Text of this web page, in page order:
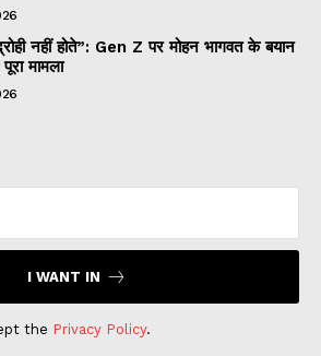
नहीं होते”: Gen Z पर मोहन भागवत के बयान
मामला
I WANT IN
the Privacy Policy.